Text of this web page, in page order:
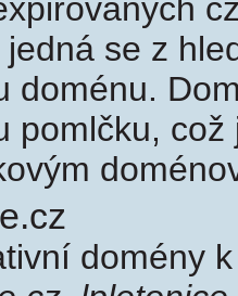
se z
doménu.
pomlčku,
domény